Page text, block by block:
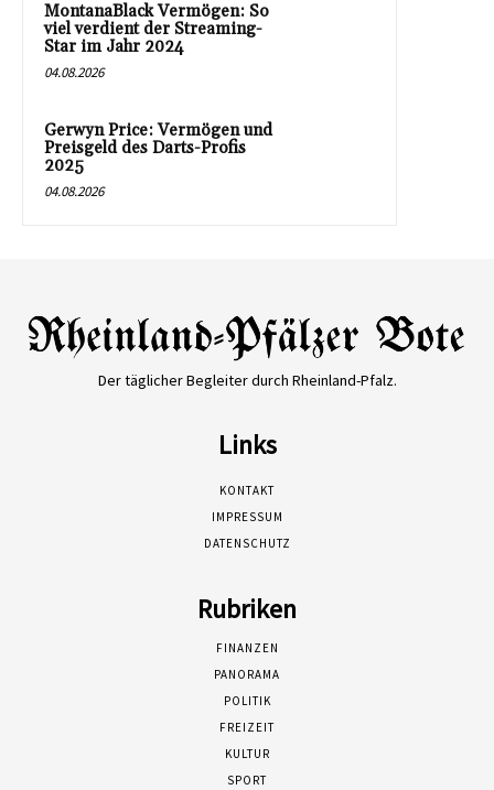
MontanaBlack Vermögen: So
viel verdient der Streaming-
Star im Jahr 2024
04.08.2026
Gerwyn Price: Vermögen und
Preisgeld des Darts-Profis
2025
04.08.2026
Der täglicher Begleiter durch Rheinland-Pfalz.
Links
KONTAKT
IMPRESSUM
DATENSCHUTZ
Rubriken
FINANZEN
PANORAMA
POLITIK
FREIZEIT
KULTUR
SPORT